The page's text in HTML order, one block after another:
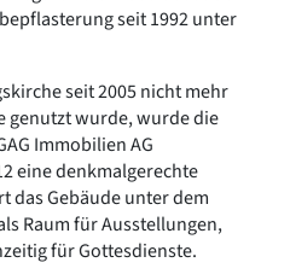
seit 1992 unter
seit 2005 nicht mehr
genutzt wurde, wurde die
Immobilien AG
eine denkmalgerechte
das Gebäude unter dem
Raum für Ausstellungen,
für Gottesdienste.